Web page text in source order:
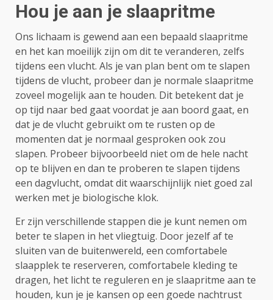
Hou je aan je slaapritme
Ons lichaam is gewend aan een bepaald slaapritme
en het kan moeilijk zijn om dit te veranderen, zelfs
tijdens een vlucht. Als je van plan bent om te slapen
tijdens de vlucht, probeer dan je normale slaapritme
zoveel mogelijk aan te houden. Dit betekent dat je
op tijd naar bed gaat voordat je aan boord gaat, en
dat je de vlucht gebruikt om te rusten op de
momenten dat je normaal gesproken ook zou
slapen. Probeer bijvoorbeeld niet om de hele nacht
op te blijven en dan te proberen te slapen tijdens
een dagvlucht, omdat dit waarschijnlijk niet goed zal
werken met je biologische klok.
Er zijn verschillende stappen die je kunt nemen om
beter te slapen in het vliegtuig. Door jezelf af te
sluiten van de buitenwereld, een comfortabele
slaapplek te reserveren, comfortabele kleding te
dragen, het licht te reguleren en je slaapritme aan te
houden, kun je je kansen op een goede nachtrust